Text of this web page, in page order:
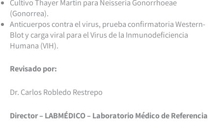
Cultivo Thayer Martin para Neisseria Gonorrhoeae
(Gonorrea).
Anticuerpos contra el virus, prueba confirmatoria Western-
Blot y carga viral para el Virus de la Inmunodeficiencia
Humana (VIH).
Revisado por:
Dr. Carlos Robledo Restrepo
Director – LABMÉDICO – Laboratorio Médico de Referencia